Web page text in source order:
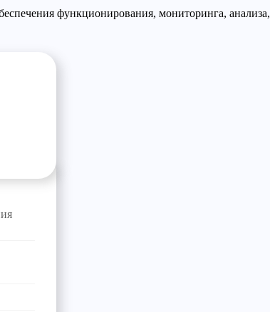
функционирования, мониторинга, анализа,